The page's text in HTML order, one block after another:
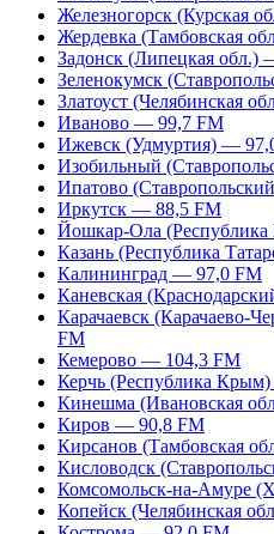
Железногорск (Курская
Жердевка (Тамбовская
Задонск (Липецкая обл.)
Зеленокумск
Златоуст (Челябинская
Иваново — 99,7 FM
Ижевск (Удмуртия) —
Изобильный
Ипатово
Иркутск — 88,5 FM
Йошкар-Ола
Казань (Республика
Калининград — 97,0 FM
Каневская
Карачаевск (Карачаево-
FM
Кемерово — 104,3 FM
Керчь (Республика
Кинешма (Ивановская
Киров — 90,8 FM
Кирсанов (Тамбовская
Кисловодск
Комсомольск-на-Амуре
Копейск (Челябинская